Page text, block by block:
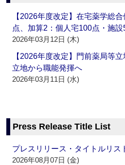
【2026年度改定】在宅薬学総
点、加算2：個人宅100点・施
2026年03月12日 (木)
【2026年度改定】門前薬局等
立地から職能発揮へ
2026年03月11日 (水)
Press Release Title List
プレスリリース・タイトルリ
2026年08月07日 (金)